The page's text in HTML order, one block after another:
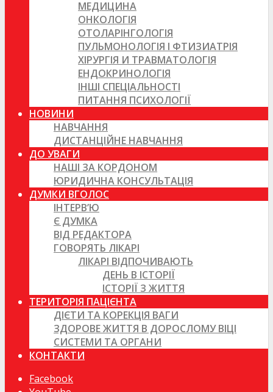
МЕДИЦИНА
ОНКОЛОГІЯ
ОТОЛАРІНГОЛОГІЯ
ПУЛЬМОНОЛОГІЯ І ФТИЗИАТРІЯ
ХІРУРГІЯ И ТРАВМАТОЛОГІЯ
ЕНДОКРИНОЛОГІЯ
ІНШІ СПЕЦІАЛЬНОСТІ
ПИТАННЯ ПСИХОЛОГІЇ
НОВИНИ
НАВЧАННЯ
ДИСТАНЦІЙНЕ НАВЧАННЯ
ДО УВАГИ
НАШІ ЗА КОРДОНОМ
ЮРИДИЧНА КОНСУЛЬТАЦІЯ
ДУМКИ ВГОЛОС
ІНТЕРВ’Ю
Є ДУМКА
ВІД РЕДАКТОРА
ГОВОРЯТЬ ЛІКАРІ
ЛІКАРІ ВІДПОЧИВАЮТЬ
ДЕНЬ В ІСТОРІЇ
ІСТОРІЇ З ЖИТТЯ
ТЕРИТОРІЯ ПАЦІЄНТА
ДІЄТИ ТА КОРЕКЦІЯ ВАГИ
ЗДОРОВЕ ЖИТТЯ В ДОРОСЛОМУ ВІЦІ
СИСТЕМИ ТА ОРГАНИ
КОНТАКТИ
Facebook